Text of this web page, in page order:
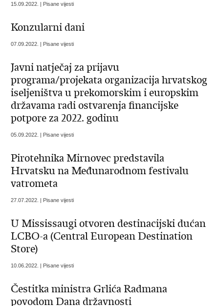
15.09.2022. | Pisane vijesti
Konzularni dani
07.09.2022. | Pisane vijesti
Javni natječaj za prijavu
programa/projekata organizacija hrvatskog
iseljeništva u prekomorskim i europskim
državama radi ostvarenja financijske
potpore za 2022. godinu
05.09.2022. | Pisane vijesti
Pirotehnika Mirnovec predstavila
Hrvatsku na Međunarodnom festivalu
vatrometa
27.07.2022. | Pisane vijesti
U Mississaugi otvoren destinacijski dućan
LCBO-a (Central European Destination
Store)
10.06.2022. | Pisane vijesti
Čestitka ministra Grlića Radmana
povodom Dana državnosti